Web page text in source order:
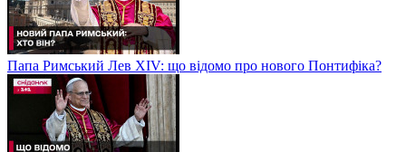
Папа Римський Лев XIV: що відомо про нового Понтифіка?